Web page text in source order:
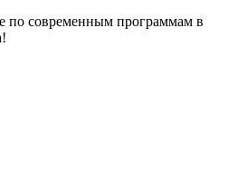
по современным программам в